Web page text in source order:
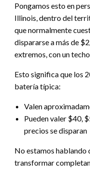
Pongamos esto en
Illinois, dentro del
que normalmente
dispararse a más de
extremos, con un
Esto significa que los
batería típica:
Valen
Pueden valer $40,
precios se disparan
No estamos hablando
transformar